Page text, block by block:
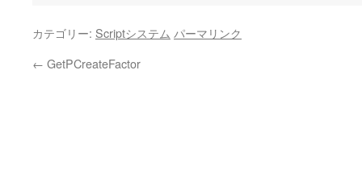
カテゴリー: Scriptシステム パーマリンク
← GetPCreateFactor